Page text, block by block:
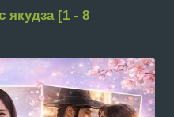
якудза [1 - 8